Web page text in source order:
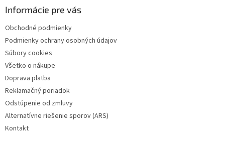
Informácie pre vás
Obchodné podmienky
Podmienky ochrany osobných údajov
Súbory cookies
Všetko o nákupe
Doprava platba
Reklamačný poriadok
Odstúpenie od zmluvy
Alternatívne riešenie sporov (ARS)
Kontakt